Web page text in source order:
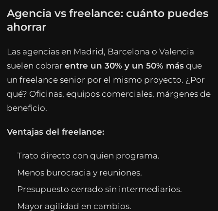
Agencia vs freelance: cuánto puedes
ahorrar
Las agencias en Madrid, Barcelona o Valencia
suelen cobrar entre un 30% y un 50% másque
un freelance senior por el mismo proyecto. ¿Por
qué? Oficinas, equipos comerciales, márgenes de
beneficio.
Ventajas del freelance:
Trato directo con quien programa.
Menos burocracia y reuniones.
Presupuesto cerrado sin intermediarios.
Mayor agilidad en cambios.